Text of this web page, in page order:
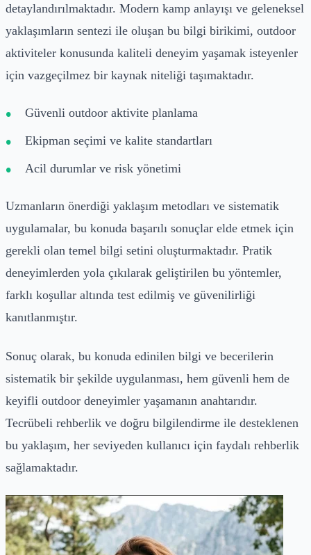
detaylandırılmaktadır. Modern kamp anlayışı ve geleneksel
yaklaşımların sentezi ile oluşan bu bilgi birikimi, outdoor
aktiviteler konusunda kaliteli deneyim yaşamak isteyenler
için vazgeçilmez bir kaynak niteliği taşımaktadır.
Güvenli outdoor aktivite planlama
Ekipman seçimi ve kalite standartları
Acil durumlar ve risk yönetimi
Uzmanların önerdiği yaklaşım metodları ve sistematik
uygulamalar, bu konuda başarılı sonuçlar elde etmek için
gerekli olan temel bilgi setini oluşturmaktadır. Pratik
deneyimlerden yola çıkılarak geliştirilen bu yöntemler,
farklı koşullar altında test edilmiş ve güvenilirliği
kanıtlanmıştır.
Sonuç olarak, bu konuda edinilen bilgi ve becerilerin
sistematik bir şekilde uygulanması, hem güvenli hem de
keyifli outdoor deneyimler yaşamanın anahtarıdır.
Tecrübeli rehberlik ve doğru bilgilendirme ile desteklenen
bu yaklaşım, her seviyeden kullanıcı için faydalı rehberlik
sağlamaktadır.